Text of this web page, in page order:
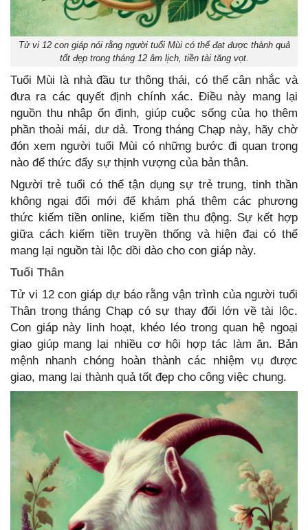
Tử vi 12 con giáp nói rằng người tuổi Mùi có thể đạt được thành quả
tốt đẹp trong tháng 12 âm lịch, tiền tài tăng vọt.
Tuổi Mùi là nhà đầu tư thông thái, có thể cân nhắc và
đưa ra các quyết định chính xác. Điều này mang lại
nguồn thu nhập ổn định, giúp cuộc sống của họ thêm
phần thoải mái, dư dả. Trong tháng Chạp này, hãy chờ
đón xem người tuổi Mùi có những bước đi quan trọng
nào để thức đẩy sự thịnh vượng của bản thân.
Người trẻ tuổi có thể tận dụng sự trẻ trung, tinh thần
không ngại đổi mới để khám phá thêm các phương
thức kiếm tiền online, kiếm tiền thu động. Sự kết hợp
giữa cách kiếm tiền truyền thống và hiện đại có thể
mang lại nguồn tài lộc dồi dào cho con giáp này.
Tuổi Thân
Tử vi 12 con giáp dự báo rằng vận trình của người tuổi
Thân trong tháng Chạp có sự thay đổi lớn về tài lộc.
Con giáp này linh hoạt, khéo léo trong quan hệ ngoại
giao giúp mang lại nhiều cơ hội hợp tác làm ăn. Bản
mệnh nhanh chóng hoàn thành các nhiệm vụ được
giao, mang lại thành quả tốt đẹp cho công việc chung.